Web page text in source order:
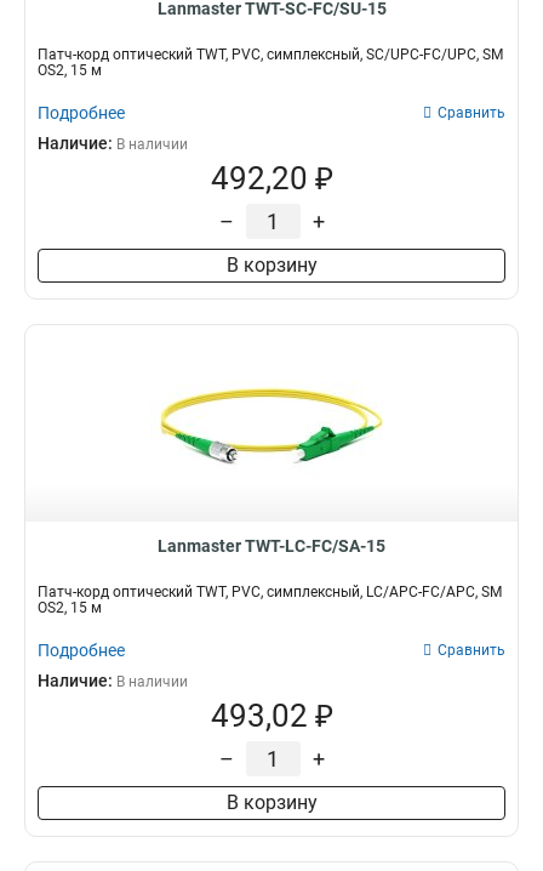
Lanmaster TWT-SC-FC/SU-15
Патч-корд оптический TWT, PVC, симплексный, SC/UPC-FC/UPC, SM
OS2, 15 м
Подробнее Сравнить
Наличие: В наличии
492,20 ₽
– +
В корзину
Lanmaster TWT-LC-FC/SA-15
Патч-корд оптический TWT, PVC, симплексный, LC/APC-FC/APC, SM
OS2, 15 м
Подробнее Сравнить
Наличие: В наличии
493,02 ₽
– +
В корзину